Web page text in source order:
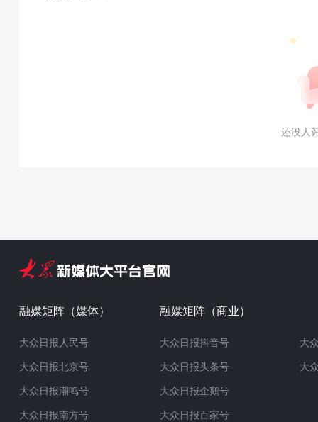
还没人
融媒矩阵（媒体）
大众日报人民号
大众日报北京号
大众日报潮鸣号
大众日报南方号
融媒矩阵（商业）
大众日报抖音号
大众日报头条号
大众日报企鹅号
大众日报百家号
大
大